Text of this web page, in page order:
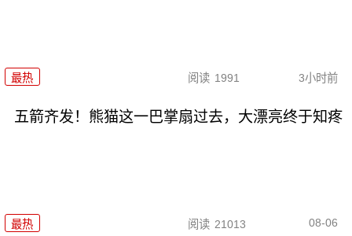
最热 阅读 1991 3小时前
五箭齐发！熊猫这一巴掌扇过去，大漂亮终于知疼
最热 阅读 21013 08-06